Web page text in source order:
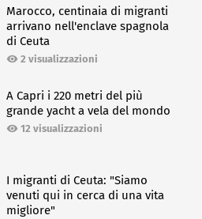
Marocco, centinaia di migranti
arrivano nell'enclave spagnola
di Ceuta
2 visualizzazioni
A Capri i 220 metri del più
grande yacht a vela del mondo
12 visualizzazioni
I migranti di Ceuta: "Siamo
venuti qui in cerca di una vita
migliore"